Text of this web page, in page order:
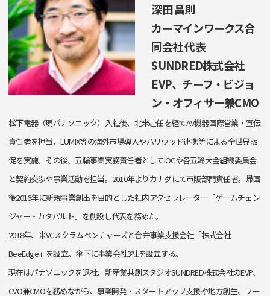
深田 昌則
カーマインワークス合
同会社 代表
SUNDRED株式会社
EVP、チーフ・ビジョ
ン・オフィサー兼CMO
松下電器（現パナソニック）入社後、北米赴任を経てAV機器国際営業・宣伝
責任者を担当、LUMIX等の海外市場導入やハリウッド連携等による全世界販
促を実施。その後、五輪事業実務責任者としてIOCや各五輪大会組織委員会
と契約交渉や事業活動を担当。2010年よりカナダにて市販部門責任者。帰国
後2016年に新規事業創出を目的とした社内アクセラレーター「ゲームチェン
ジャー・カタパルト」を創設し代表を務めた。
2018年、米VCスクラムベンチャーズと合弁事業支援会社「株式会社
BeeEdge」を設立。傘下に事業会社3社を設立する。
現在はパナソニックを退社、新産業共創スタジオSUNDRED株式会社のEVP、
CVO兼CMOを務めながら、事業開発・スタートアップ支援や地方創生、フー